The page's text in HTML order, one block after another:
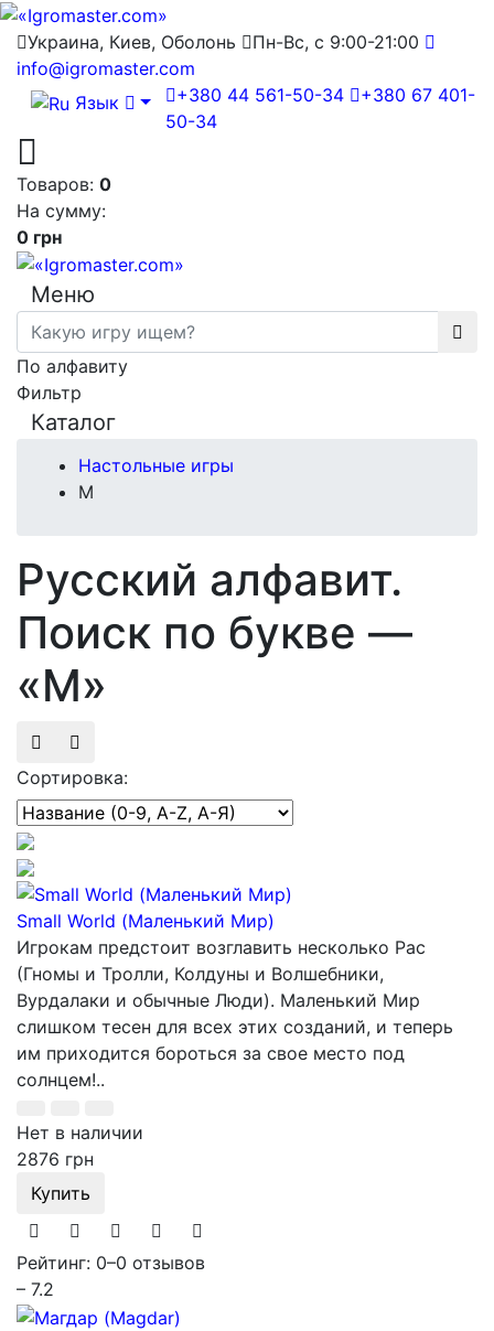
Украина, Киев, Оболонь
Пн-Вс, с 9:00-21:00
info@igromaster.com
Язык
+380 44 561-50-34
+380 67 401-
50-34
Товаров: 0
На сумму:
0 грн
Меню
По алфавиту
Фильтр
Каталог
Настольные игры
М
Русский алфавит.
Поиск по букве —
«М»
Сортировка:
Small World (Маленький Мир)
Игрокам предстоит возглавить несколько Рас
(Гномы и Тролли, Колдуны и Волшебники,
Вурдалаки и обычные Люди). Маленький Мир
слишком тесен для всех этих созданий, и теперь
им приходится бороться за свое место под
солнцем!..
Нет в наличии
2876 грн
Купить
Рейтинг: 0–0 отзывов
– 7.2